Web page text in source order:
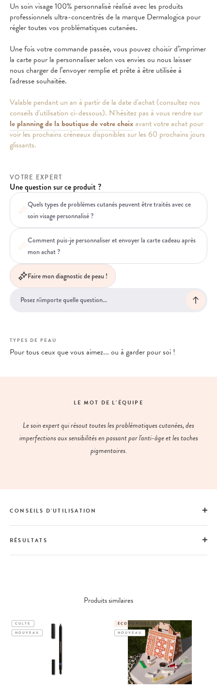
Un soin visage 100% personnalisé réalisé avec les produits
professionnels ultra-concentrés de la marque Dermalogica pour
régler toutes vos problématiques cutanées.
Une fois votre commande passée, vous pouvez choisir d’imprimer
la carte pour la personnaliser selon vos envies ou nous laisser
nous charger de l’envoyer remplie et prête à être utilisée à
l'adresse souhaitée.
Valable pendant un an à partir de la date d'achat (consultez nos
conseils d'utilisation ci-dessous). N'hésitez pas à vous rendre sur
le planning de la boutique de votre choixavant votre achat pour
voir les prochains créneaux disponibles sur les 60 prochains jours
glissants.
VOTRE EXPERT
Une question sur ce produit ?
Quels types de problèmes cutanés peuvent être traités avec ce
soin visage personnalisé ?
Comment puis-je personnaliser et envoyer la carte cadeau après
mon achat ?
Faire mon diagnostic de peau !
TYPES DE PEAU
Pour tous ceux que vous aimez... ou à garder pour soi !
LE MOT DE L'ÉQUIPE
Le soin expert qui résout toutes les problématiques cutanées, des
imperfections aux sensibilités en passant par l'anti-âge et les taches
pigmentaires.
CONSEILS D'UTILISATION
RÉSULTATS
Produits similaires
CULTE
NOUVEAU
ÉCONOMISEZ 235 €
NOUVEAU